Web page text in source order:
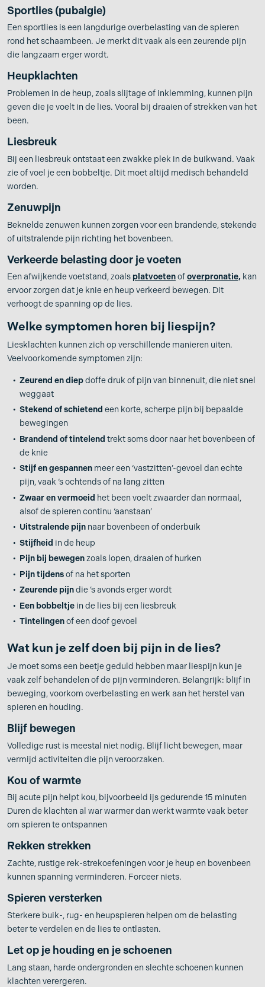
Sportlies (pubalgie)
Een sportlies is een langdurige overbelasting van de spieren
rond het schaambeen. Je merkt dit vaak als een zeurende pijn
die langzaam erger wordt.
Heupklachten
Problemen in de heup, zoals slijtage of inklemming, kunnen pijn
geven die je voelt in de lies. Vooral bij draaien of strekken van het
been.
Liesbreuk
Bij een liesbreuk ontstaat een zwakke plek in de buikwand. Vaak
zie of voel je een bobbeltje. Dit moet altijd medisch behandeld
worden.
Zenuwpijn
Beknelde zenuwen kunnen zorgen voor een brandende, stekende
of uitstralende pijn richting het bovenbeen.
Verkeerde belasting door je voeten
Een afwijkende voetstand, zoals platvoetenofoverpronatie, kan
ervoor zorgen dat je knie en heup verkeerd bewegen. Dit
verhoogt de spanning op de lies.
Welke symptomen horen bij liespijn?
Liesklachten kunnen zich op verschillende manieren uiten.
Veelvoorkomende symptomen zijn:
Zeurend en diepdoffe druk of pijn van binnenuit, die niet snel
weggaat
Stekend of schietend een korte, scherpe pijn bij bepaalde
bewegingen
Brandend of tintelend trekt soms door naar het bovenbeen of
de knie
Stijf en gespannen meer een ‘vastzitten’-gevoel dan echte
pijn, vaak ‘s ochtends of na lang zitten
Zwaar en vermoeid het been voelt zwaarder dan normaal,
alsof de spieren continu ‘aanstaan’
Uitstralende pijn naar bovenbeen of onderbuik
Stijfheid in de heup
Pijn bij bewegenzoals lopen, draaien of hurken
Pijn tijdensof na het sporten
Zeurende pijndie ’s avonds erger wordt
Een bobbeltje in de lies bij een liesbreuk
Tintelingenof een doof gevoel
Wat kun je zelf doen bij pijn in de lies?
Je moet soms een beetje geduld hebben maar liespijn kun je
vaak zelf behandelen of de pijn verminderen. Belangrijk: blijf in
beweging, voorkom overbelasting en werk aan het herstel van
spieren en houding.
Blijf bewegen
Volledige rust is meestal niet nodig. Blijf licht bewegen, maar
vermijd activiteiten die pijn veroorzaken.
Kou of warmte
Bij acute pijn helpt kou, bijvoorbeeld ijs gedurende 15 minuten
Duren de klachten al war warmer dan werkt warmte vaak beter
om spieren te ontspannen
Rekken strekken
Zachte, rustige rek-strekoefeningen voor je heup en bovenbeen
kunnen spanning verminderen. Forceer niets.
Spieren versterken
Sterkere buik-, rug- en heupspieren helpen om de belasting
beter te verdelen en de lies te ontlasten.
Let op je houding en je schoenen
Lang staan, harde ondergronden en slechte schoenen kunnen
klachten verergeren.